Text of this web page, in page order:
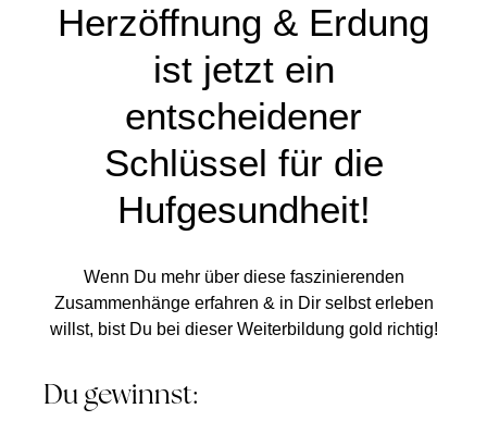
Herzöffnung & Erdung
ist jetzt ein
entscheidener
Schlüssel für die
Hufgesundheit!
Wenn Du mehr über diese faszinierenden
Zusammenhänge erfahren & in Dir selbst erleben
willst, bist Du bei dieser Weiterbildung gold richtig!
Du gewinnst: